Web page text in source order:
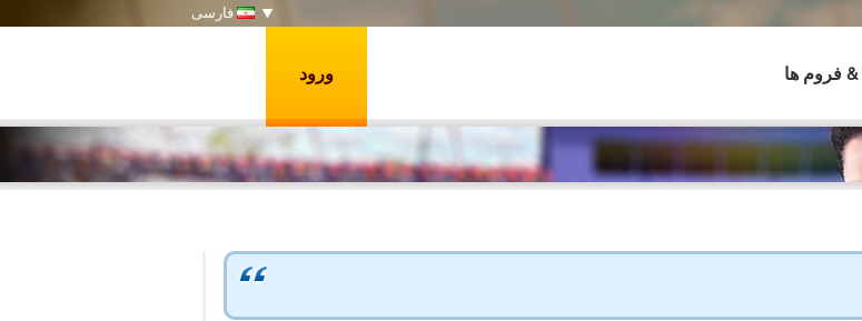
فارسی
& فروم ها ورود